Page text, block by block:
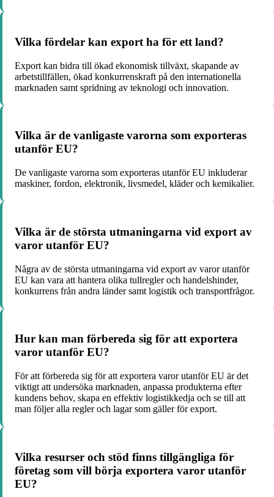
Vilka fördelar kan export ha för ett land?
Export kan bidra till ökad ekonomisk tillväxt, skapande av
arbetstillfällen, ökad konkurrenskraft på den internationella
marknaden samt spridning av teknologi och innovation.
Vilka är de vanligaste varorna som exporteras
utanför EU?
De vanligaste varorna som exporteras utanför EU inkluderar
maskiner, fordon, elektronik, livsmedel, kläder och kemikalier.
Vilka är de största utmaningarna vid export av
varor utanför EU?
Några av de största utmaningarna vid export av varor utanför
EU kan vara att hantera olika tullregler och handelshinder,
konkurrens från andra länder samt logistik och transportfrågor.
Hur kan man förbereda sig för att exportera
varor utanför EU?
För att förbereda sig för att exportera varor utanför EU är det
viktigt att undersöka marknaden, anpassa produkterna efter
kundens behov, skapa en effektiv logistikkedja och se till att
man följer alla regler och lagar som gäller för export.
Vilka resurser och stöd finns tillgängliga för
företag som vill börja exportera varor utanför
EU?